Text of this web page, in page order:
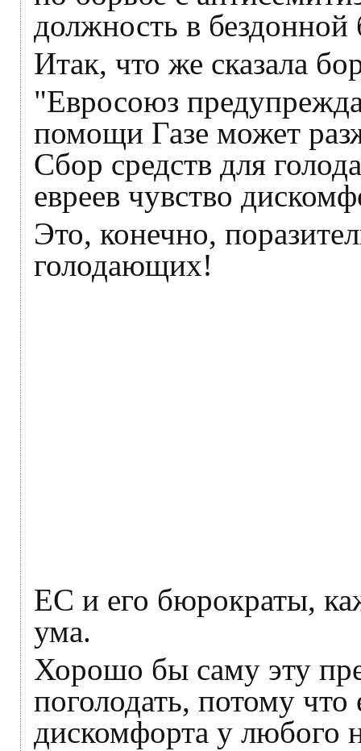
должность в
Итак, что же сказала
"Евросоюз
помощи Газе может
Сбор средств для
евреев чувство
Это, конечно,
голодающих!
ЕС и его бюрократы,
ума.
Хорошо бы саму эту
поголодать, потому
дискомфорта у любого